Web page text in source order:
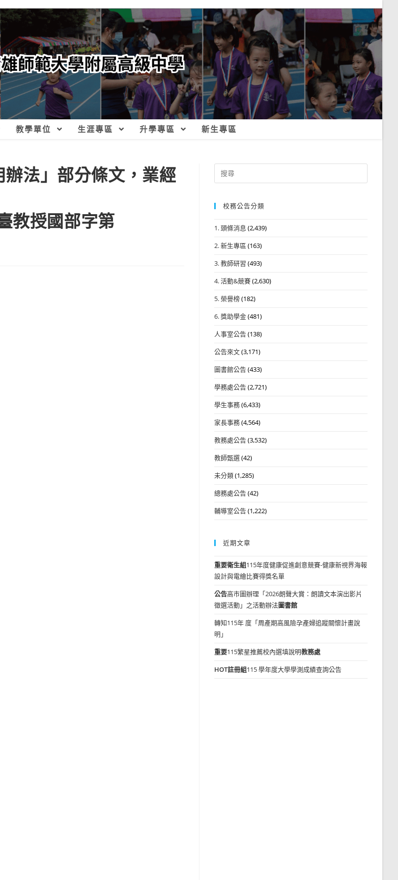
教學單位 生涯專區 升學專區 新生專區
辦法」部分條文，業經
教授國部字第
Search
for:
校務公告分類
1. 頭條消息 (2,439)
2. 新生專區 (163)
3. 教師研習 (493)
4. 活動&競賽(2,630)
5. 榮譽榜(182)
6. 獎助學金(481)
人事室公告(138)
公告來文(3,171)
圖書館公告(433)
學務處公告(2,721)
學生事務(6,433)
家長事務(4,564)
教務處公告(3,532)
教師甄選(42)
未分類(1,285)
總務處公告(42)
輔導室公告(1,222)
近期文章
重要衛生組115年度健康促進創意競賽-健康新視界海報
設計與電繪比賽得獎名單
公告高市圖辦理「2026朗聲大賞：朗讀文本演出影片
徵選活動」之活動辦法圖書館
轉知115年 度「周產期高風險孕產婦追蹤關懷計畫說
明」
重要115繁星推薦校內選填說明教務處
HOT註冊組115 學年度大學學測成績查詢公告